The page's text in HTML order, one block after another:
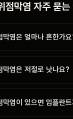
점막염 자주 묻는
막염은 얼마나 흔한가
막염은 저절로 낫나요?
막염이 있으면 임플란